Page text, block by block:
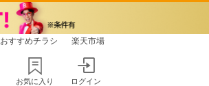
おすすめチラシ 楽天市場
お気に入り ログイン